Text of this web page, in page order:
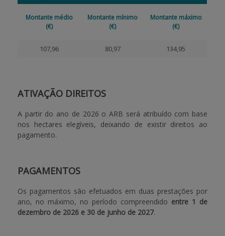
Montante médio
(€)
Montante mínimo
(€)
Montante máximo
(€)
107,96 80,97 134,95
ATIVAÇÃO DIREITOS
A partir do ano de 2026 o ARB será atribuído com base
nos hectares elegíveis, deixando de existir direitos ao
pagamento.
PAGAMENTOS
Os pagamentos são efetuados em duas prestações por
ano, no máximo, no período compreendido entre 1 de
dezembro de 2026 e 30 de junho de 2027.